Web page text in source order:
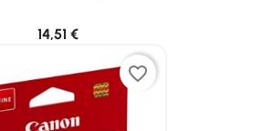
14,51 €
favorite_border